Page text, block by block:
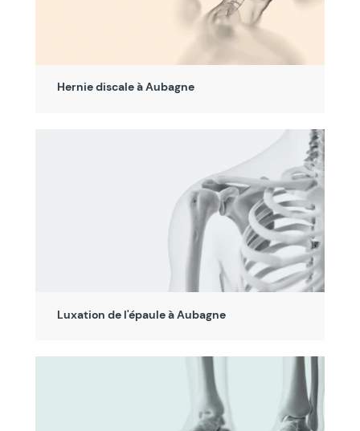
Hernie discale à Aubagne
Luxation de l'épaule à Aubagne